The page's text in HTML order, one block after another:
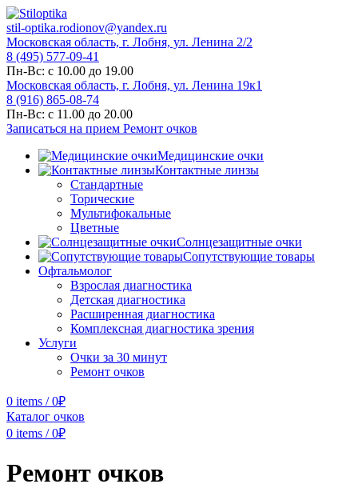
stil-optika.rodionov@yandex.ru
Московская область, г. Лобня, ул. Ленина 2/2
8 (495) 577-09-41
Пн-Вс: с 10.00 до 19.00
Московская область, г. Лобня, ул. Ленина 19к1
8 (916) 865-08-74
Пн-Вс: с 11.00 до 20.00
Записаться на прием Ремонт очков
Медицинские очки
Контактные линзы
Стандартные
Торические
Мультифокальные
Цветные
Солнцезащитные очки
Сопутствующие товары
Офтальмолог
Взрослая диагностика
Детская диагностика
Расширенная диагностика
Комплексная диагностика зрения
Услуги
Очки за 30 минут
Ремонт очков
0 items / 0₽
Каталог очков
0 items / 0₽
Ремонт очков